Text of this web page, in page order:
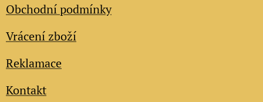
Obchodní podmínky
Vrácení zboží
Reklamace
Kontakt